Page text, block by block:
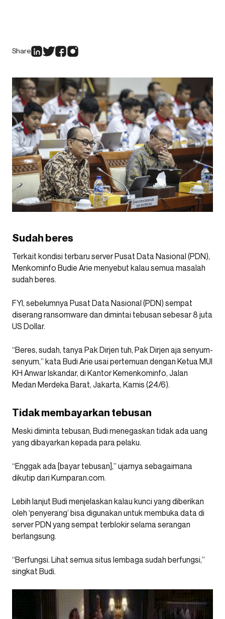
Share
Sudah beres
Terkait kondisi terbaru server Pusat Data Nasional (PDN),
Menkominfo Budie Arie menyebut kalau semua masalah
sudah beres.
FYI, sebelumnya Pusat Data Nasional (PDN) sempat
diserang ransomware dan dimintai tebusan sebesar 8 juta
US Dollar.
“Beres, sudah, tanya Pak Dirjen tuh, Pak Dirjen aja senyum-
senyum,” kata Budi Arie usai pertemuan dengan Ketua MUI
KH Anwar Iskandar, di Kantor Kemenkominfo, Jalan
Medan Merdeka Barat, Jakarta, Kamis (24/6).
Tidak membayarkan tebusan
Meski diminta tebusan, Budi menegaskan tidak ada uang
yang dibayarkan kepada para pelaku.
“Enggak ada [bayar tebusan],” ujarnya sebagaimana
dikutip dari Kumparan.com.
Lebih lanjut Budi menjelaskan kalau kunci yang diberikan
oleh ‘penyerang’ bisa digunakan untuk membuka data di
server PDN yang sempat terblokir selama serangan
berlangsung.
“Berfungsi. Lihat semua situs lembaga sudah berfungsi,”
singkat Budi.